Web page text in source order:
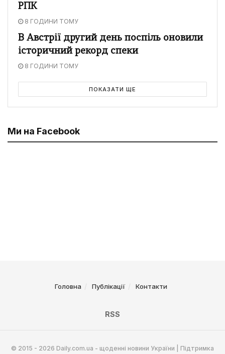
РПК
8 ГОДИНИ ТОМУ
В Австрії другий день поспіль оновили
історичний рекорд спеки
8 ГОДИНИ ТОМУ
ПОКАЗАТИ ЩЕ
Ми на Facebook
Головна Публікації Контакти
RSS
© 2015 - 2026 Daily.com.ua - щоденні новини України | Підтримка